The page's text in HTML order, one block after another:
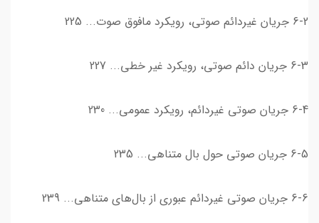
6-2 جریان غیردائم صوتی، رویکرد مافوق صوت... 225
6-3 جریان دائم صوتی، رویکرد غیر خطی... 227
6-4 جریان صوتی غیردائم، رویکرد عمومی... 230
6-5 جریان صوتی حول بال متناهی... 235
6-6 جریان صوتی غیردائم عبوری از بال‌های متناهی... 239